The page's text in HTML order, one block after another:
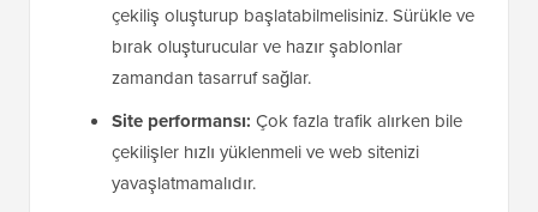
çekiliş oluşturup başlatabilmelisiniz. Sürükle ve
bırak oluşturucular ve hazır şablonlar
zamandan tasarruf sağlar.
Site performansı: Çok fazla trafik alırken bile
çekilişler hızlı yüklenmeli ve web sitenizi
yavaşlatmamalıdır.